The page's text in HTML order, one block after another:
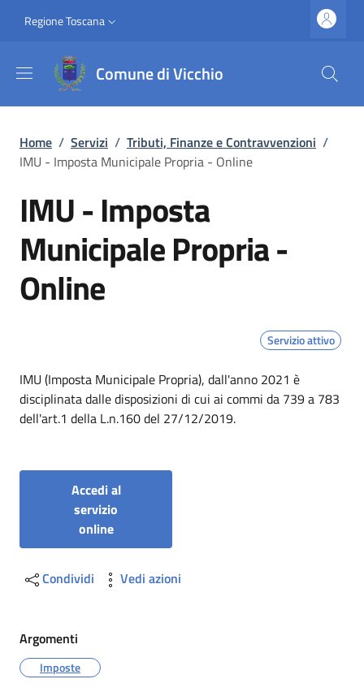
Slim top
Regione Toscana
Comune di Vicchio
Briciole di pane
Home / Servizi / Tributi, Finanze e Contravvenzioni /
IMU - Imposta Municipale Propria - Online
IMU - Imposta
Municipale Propria -
Online
Servizio attivo
Dettagli
IMU (Imposta Municipale Propria), dall'anno 2021 è
disciplinata dalle disposizioni di cui ai commi da 739 a 783
dell'art.1 della L.n.160 del 27/12/2019.
Accedi al
servizio
online
Condividi Vedi azioni
Argomenti
Imposte